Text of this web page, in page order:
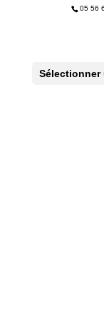
05 56
Sélectionner